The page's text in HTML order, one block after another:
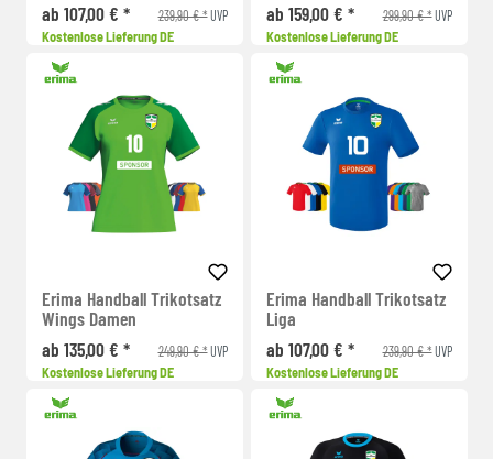
ab 107,00 € *
239,90 € *UVP
Kostenlose Lieferung DE
ab 159,00 € *
299,90 € *UVP
Kostenlose Lieferung DE
Erima Handball Trikotsatz
Wings Damen
ab 135,00 € *
249,90 € *UVP
Kostenlose Lieferung DE
Erima Handball Trikotsatz
Liga
ab 107,00 € *
239,90 € *UVP
Kostenlose Lieferung DE